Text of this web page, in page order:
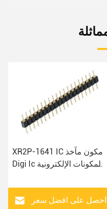
XR2P-1641 IC مكون مآخذ
Digi Ic المكونات الإلكترونية
احصل على افضل سعر